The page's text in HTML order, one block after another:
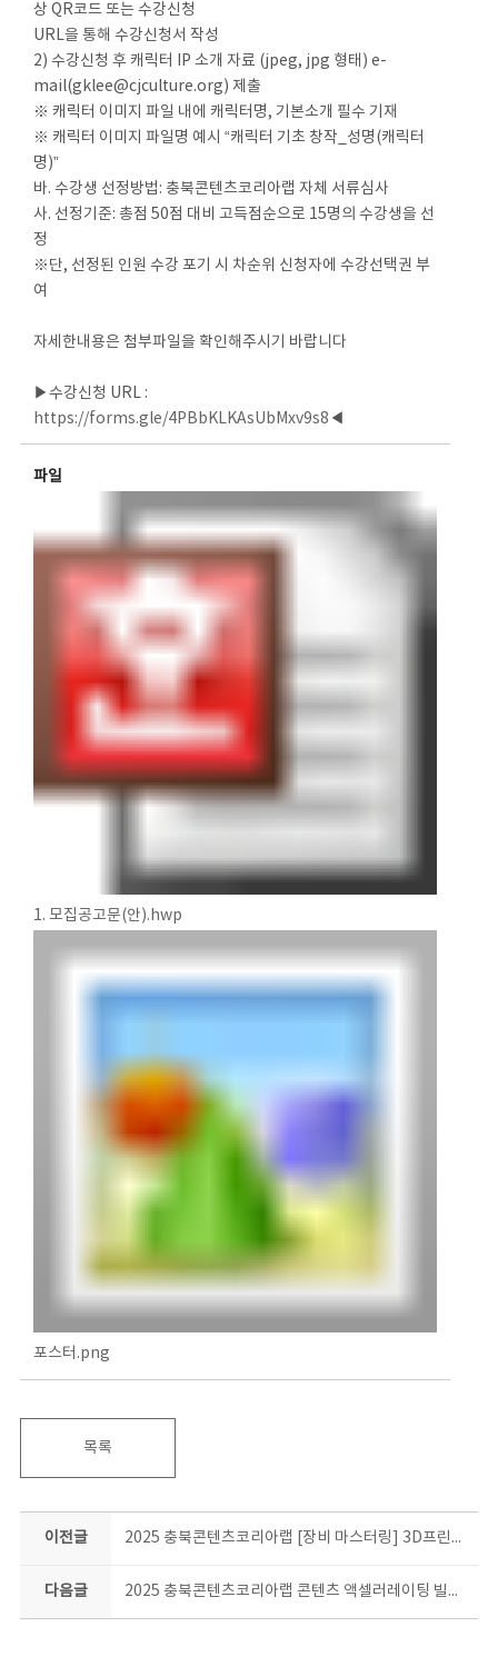
상 QR코드 또는 수강신청
URL을 통해 수강신청서 작성
2) 수강신청 후 캐릭터 IP 소개 자료 (jpeg, jpg 형태) e-
mail(gklee@cjculture.org) 제출
※ 캐릭터 이미지 파일 내에 캐릭터명, 기본소개 필수 기재
※ 캐릭터 이미지 파일명 예시 “캐릭터 기초 창작_성명(캐릭터
명)”
바. 수강생 선정방법: 충북콘텐츠코리아랩 자체 서류심사
사. 선정기준: 총점 50점 대비 고득점순으로 15명의 수강생을 선
정
※단, 선정된 인원 수강 포기 시 차순위 신청자에 수강선택권 부
여
자세한내용은 첨부파일을 확인해주시기 바랍니다
▶수강신청 URL :
https://forms.gle/4PBbKLKAsUbMxv9s8 ◀
파일
1. 모집공고문(안).hwp
포스터.png
목록
이전글 2025 충북콘텐츠코리아랩 [장비 마스터링] 3D프린터 활용 교육 입문과정 2기 교육생 모집 공고
다음글 2025 충북콘텐츠코리아랩 콘텐츠 액셀러레이팅 빌드 업(Build up) 컨설팅 지원기업 모집